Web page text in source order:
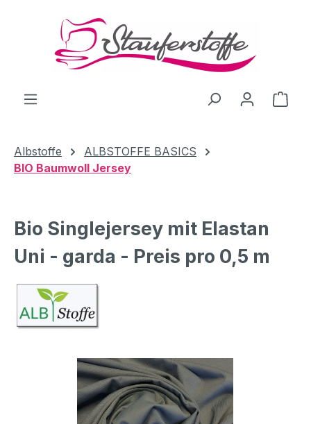
Zum Hauptinhalt springen
Albstoffe
ALBSTOFFE BASICS
BIO Baumwoll Jersey
Bio Singlejersey mit Elastan
Uni - garda - Preis pro 0,5 m
Bildergalerie überspringen